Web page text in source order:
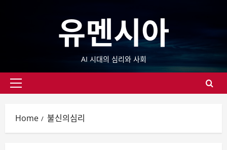
유멘시아
AI 시대의 심리와 사회
Primary
Home 불신의심리